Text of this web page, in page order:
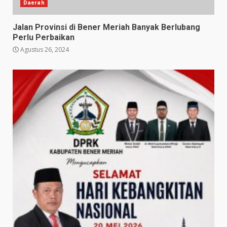
Daerah
Jalan Provinsi di Bener Meriah Banyak Berlubang
Perlu Perbaikan
Agustus 26, 2024